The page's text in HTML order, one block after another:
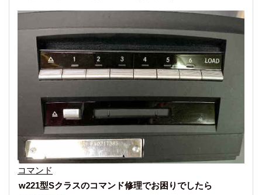
コマンド
w221型Sクラスのコマンド修理でお困りでしたら